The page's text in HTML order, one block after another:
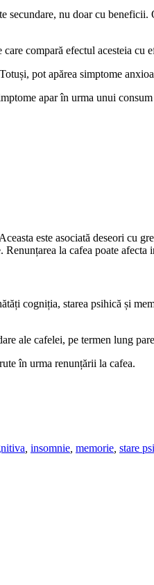
nu doar cu
compară efectul acesteia
pot apărea simptome
apar în urma unui consum
este asociată deseori cu
la cafea poate
cogniția, starea psihică și
ale cafelei, pe termen lung
în urma renunțării la cafea.
insomnie memorie stare